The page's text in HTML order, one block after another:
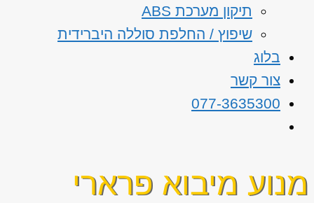
תיקון מערכת ABS
שיפוץ / החלפת סוללה היברידית
בלוג
צור קשר
077-3635300
מנוע מיבוא פרארי